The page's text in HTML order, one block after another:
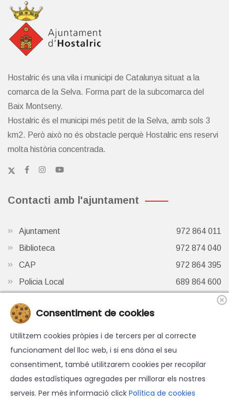
Hostalric és una vila i municipi de Catalunya situat a la
comarca de la Selva. Forma part de la subcomarca del
Baix Montseny.
Hostalric és el municipi més petit de la Selva, amb sols 3
km2. Però això no és obstacle perquè Hostalric ens reservi
molta història concentrada.
Contacti amb l'ajuntament
Ajuntament
972 864 011
Biblioteca
972 874 040
CAP
972 864 395
Policia Local
689 864 600
972 87 41 65
© 2026 Ajuntament d'Hostalric - Tots els drets reservats.
Consentiment de cookies
Utilitzem cookies pròpies i de tercers per al correcte
funcionament del lloc web, i si ens dóna el seu
consentiment, també utilitzarem cookies per recopilar
dades estadístiques agregades per millorar els nostres
serveis. Per més informació click Política de cookies